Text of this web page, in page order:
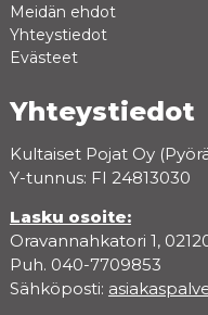
Meidän ehdot
Yhteystiedot
Evästeet
Yhteystiedot
Kultaiset Pojat Oy
Y-tunnus: FI 24813030
Lasku osoite:
Oravannahkatori 1,
Puh. 040-7709853
Sähköposti: